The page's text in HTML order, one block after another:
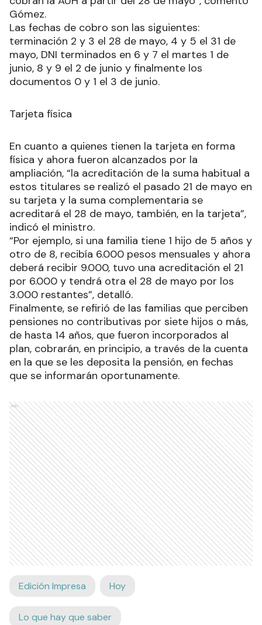
Gómez.
Las fechas de cobro son las siguientes:
terminación 2 y 3 el 28 de mayo, 4 y 5 el 31 de
mayo, DNI terminados en 6 y 7 el martes 1 de
junio, 8 y 9 el 2 de junio y finalmente los
documentos 0 y 1 el 3 de junio.
Tarjeta física
En cuanto a quienes tienen la tarjeta en forma
física y ahora fueron alcanzados por la
ampliación, “la acreditación de la suma habitual a
estos titulares se realizó el pasado 21 de mayo en
su tarjeta y la suma complementaria se
acreditará el 28 de mayo, también, en la tarjeta”,
indicó el ministro.
“Por ejemplo, si una familia tiene 1 hijo de 5 años y
otro de 8, recibía 6.000 pesos mensuales y ahora
deberá recibir 9.000, tuvo una acreditación el 21
por 6.000 y tendrá otra el 28 de mayo por los
3.000 restantes”, detalló.
Finalmente, se refirió de las familias que perciben
pensiones no contributivas por siete hijos o más,
de hasta 14 años, que fueron incorporados al
plan, cobrarán, en principio, a través de la cuenta
en la que se les deposita la pensión, en fechas
que se informarán oportunamente.
Ads
Edición Impresa Hoy
Lo que hay que saber